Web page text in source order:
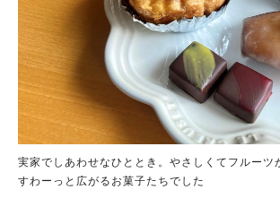
実家でしあわせなひととき。やさしくてフルーツ
すわーっと広がるお菓子たちでした